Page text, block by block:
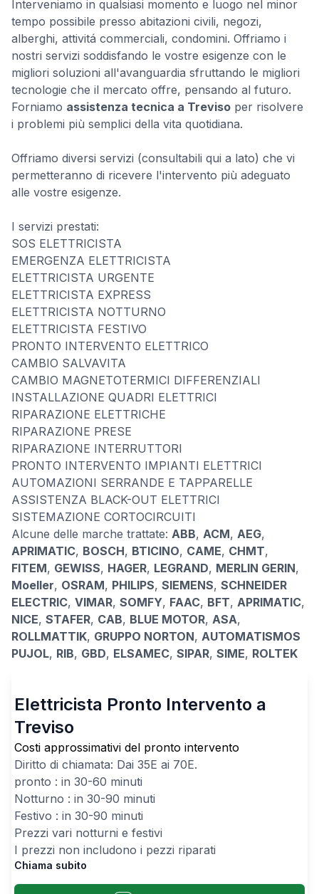
Interveniamo in qualsiasi momento e luogo nel minor
tempo possibile presso abitazioni civili, negozi,
alberghi, attivitá commerciali, condomini. Offriamo i
nostri servizi soddisfando le vostre esigenze con le
migliori soluzioni all'avanguardia sfruttando le migliori
tecnologie che il mercato offre, pensando al futuro.
Forniamo assistenza tecnica a Treviso per risolvere
i problemi più semplici della vita quotidiana.
Offriamo diversi servizi (consultabili qui a lato) che vi
permetteranno di ricevere l'intervento più adeguato
alle vostre esigenze.
I servizi prestati:
SOS ELETTRICISTA
EMERGENZA ELETTRICISTA
ELETTRICISTA URGENTE
ELETTRICISTA EXPRESS
ELETTRICISTA NOTTURNO
ELETTRICISTA FESTIVO
PRONTO INTERVENTO ELETTRICO
CAMBIO SALVAVITA
CAMBIO MAGNETOTERMICI DIFFERENZIALI
INSTALLAZIONE QUADRI ELETTRICI
RIPARAZIONE ELETTRICHE
RIPARAZIONE PRESE
RIPARAZIONE INTERRUTTORI
PRONTO INTERVENTO IMPIANTI ELETTRICI
AUTOMAZIONI SERRANDE E TAPPARELLE
ASSISTENZA BLACK-OUT ELETTRICI
SISTEMAZIONE CORTOCIRCUITI
Alcune delle marche trattate: ABB, ACM, AEG,
APRIMATIC, BOSCH, BTICINO, CAME, CHMT,
FITEM, GEWISS, HAGER, LEGRAND, MERLIN GERIN,
Moeller, OSRAM, PHILIPS, SIEMENS, SCHNEIDER
ELECTRIC, VIMAR, SOMFY, FAAC, BFT, APRIMATIC,
NICE, STAFER, CAB, BLUE MOTOR, ASA,
ROLLMATTIK, GRUPPO NORTON, AUTOMATISMOS
PUJOL, RIB, GBD, ELSAMEC, SIPAR, SIME, ROLTEK
Elettricista Pronto Intervento a
Treviso
Costi approssimativi del pronto intervento
Diritto di chiamata: Dai 35E ai 70E.
pronto : in 30-60 minuti
Notturno : in 30-90 minuti
Festivo : in 30-90 minuti
Prezzi vari notturni e festivi
I prezzi non includono i pezzi riparati
Chiama subito